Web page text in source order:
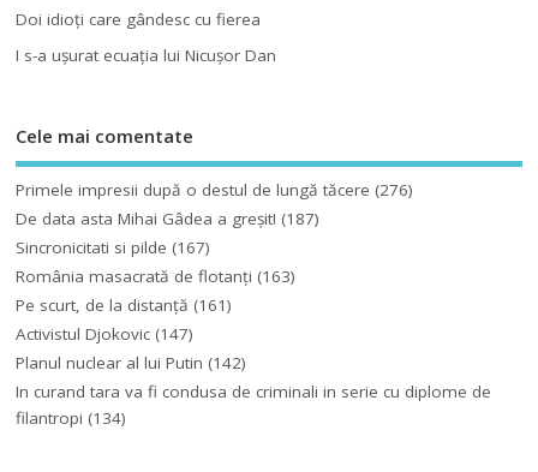
Doi idioţi care gândesc cu fierea
I s-a uşurat ecuaţia lui Nicuşor Dan
Cele mai comentate
Primele impresii după o destul de lungă tăcere (276)
De data asta Mihai Gâdea a greşit! (187)
Sincronicitati si pilde (167)
România masacrată de flotanţi (163)
Pe scurt, de la distanță (161)
Activistul Djokovic (147)
Planul nuclear al lui Putin (142)
In curand tara va fi condusa de criminali in serie cu diplome de
filantropi (134)